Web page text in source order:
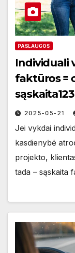
PASLAUGOS
Individuali
faktūros =
sąskaita123
2025-05-21
Jei vykdai
kasdienybė
projekto,
tada – sąskaita